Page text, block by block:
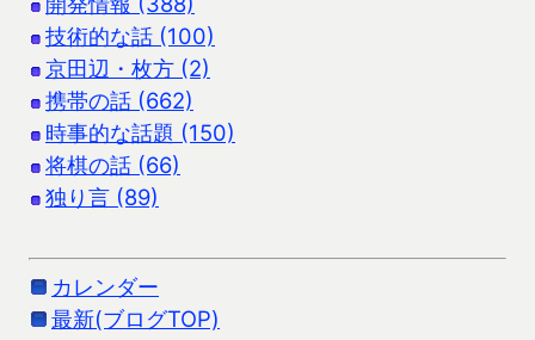
技術的な話 (100)
京田辺・枚方 (2)
携帯の話 (662)
時事的な話題 (150)
将棋の話 (66)
独り言 (89)
カレンダー
最新(ブログTOP)